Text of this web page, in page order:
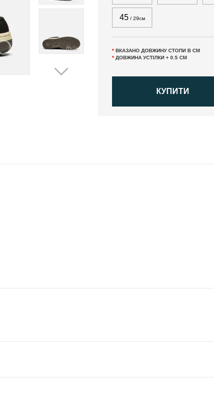
45/ 29см
* ВКАЗАНО ДОВЖИНУ СТОПИ В СМ
* ДОВЖИНА УСТІЛКИ + 0.5 СМ
КУПИТИ